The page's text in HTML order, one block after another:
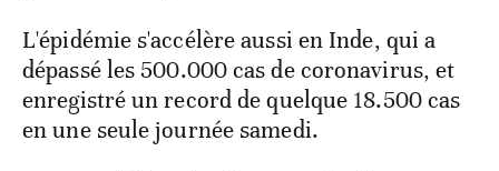
L'épidémie s'accélère aussi en Inde, qui a
dépassé les 500.000 cas de coronavirus, et
enregistré un record de quelque 18.500 cas
en une seule journée samedi.